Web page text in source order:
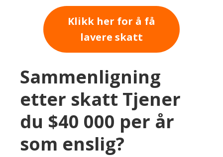
Klikk her for å få
lavere skatt
Sammenligning
etter skatt Tjener
du $40 000 per år
som enslig?